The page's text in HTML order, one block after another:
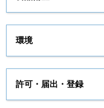
環境
許可・届出・登録